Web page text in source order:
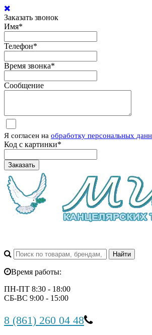
Заказать звонок
Имя*
Телефон*
Время звонка*
Сообщение
Я согласен на обработку персональных
Код с картинки*
Заказать
Время работы:
ПН-ПТ 8:30 - 18:00
СБ-ВС 9:00 - 15:00
8 (861) 260 04 48